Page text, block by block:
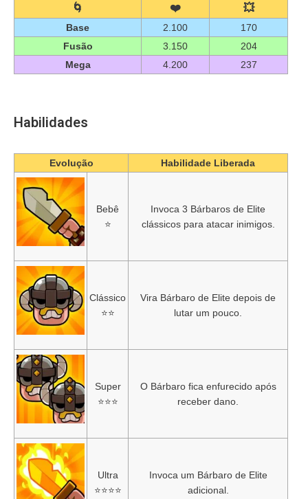
🌀
❤️
💥
Base 2.100
170
Fusão
3.150
204
Mega
4.200 237
Habilidades
Evolução Habilidade Liberada
Bebê
⭐
Invoca 3 Bárbaros de Elite
clássicos para atacar inimigos.
Clássico
⭐⭐
Vira Bárbaro de Elite depois de
lutar um pouco.
Super
⭐⭐⭐
O Bárbaro fica enfurecido após
receber dano.
Ultra
⭐⭐⭐⭐
Invoca um Bárbaro de Elite
adicional.